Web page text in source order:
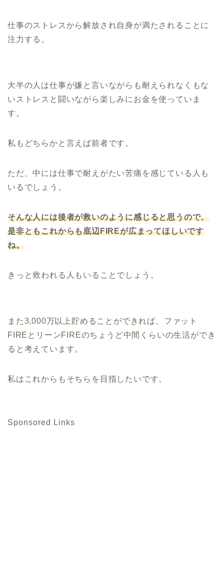
仕事のストレスから解放され自身が満たされることに
注力する。
大半の人は仕事が嫌と言いながらも耐えられなくもな
いストレスと闘いながら楽しみにお金を使っていま
す。
私もどちらかと言えば前者です。
ただ、中には仕事で耐えがたい苦痛を感じている人も
いるでしょう。
そんな人には後者が救いのように感じると思うので、
是非ともこれからも底辺FIREが広まってほしいです
ね。
きっと救われる人もいることでしょう。
また3,000万以上貯めることができれば、ファット
FIREとリーンFIREのちょうど中間くらいの生活ができ
ると考えています。
私はこれからもそちらを目指したいです。
Sponsored Links